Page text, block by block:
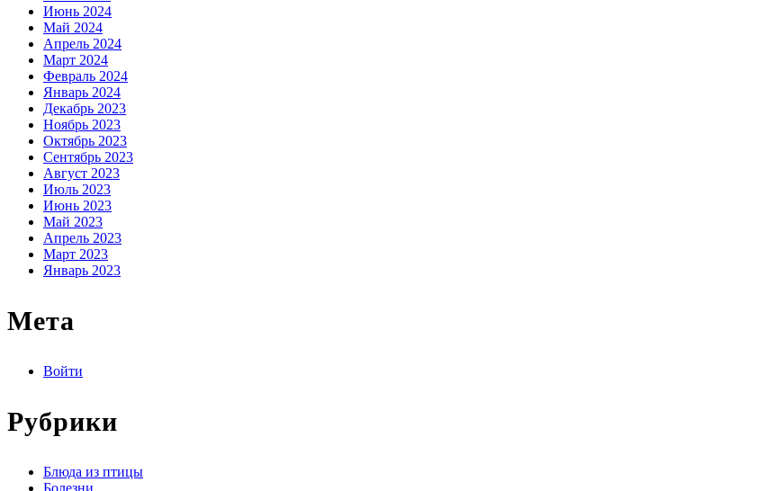
Июнь 2024
Май 2024
Апрель 2024
Март 2024
Февраль 2024
Январь 2024
Декабрь 2023
Ноябрь 2023
Октябрь 2023
Сентябрь 2023
Август 2023
Июль 2023
Июнь 2023
Май 2023
Апрель 2023
Март 2023
Январь 2023
Мета
Войти
Рубрики
Блюда из птицы
Болезни